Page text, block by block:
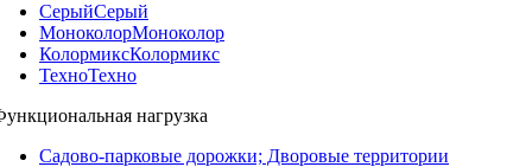
СерыйСерый
МоноколорМоноколор
КолормиксКолормикс
ТехноТехно
нагрузка
Садово-парковые дорожки; Дворовые территории